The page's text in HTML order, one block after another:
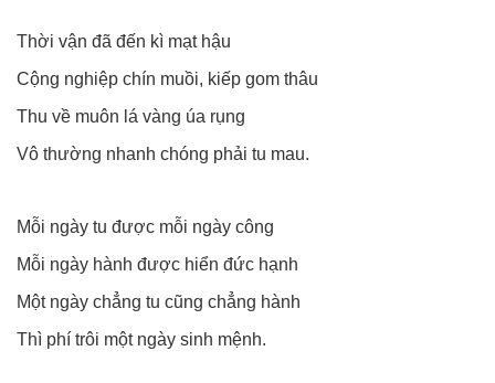
Thời vận đã đến kì mạt hậu
Cộng nghiệp chín muồi, kiếp gom thâu
Thu về muôn lá vàng úa rụng
Vô thường nhanh chóng phải tu mau.
Mỗi ngày tu được mỗi ngày công
Mỗi ngày hành được hiển đức hạnh
Một ngày chẳng tu cũng chẳng hành
Thì phí trôi một ngày sinh mệnh.